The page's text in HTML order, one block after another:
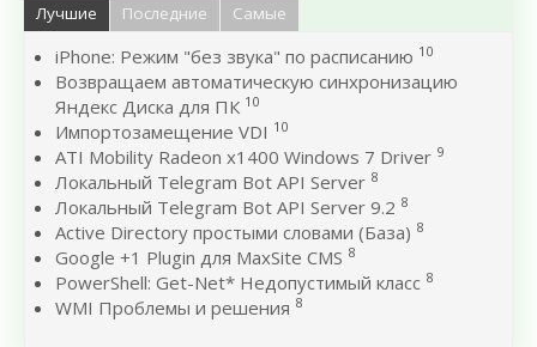
Лучшие Последние Самые
iPhone: Режим "без звука" по расписанию 10
Возвращаем автоматическую синхронизацию
Яндекс Диска для ПК 10
Импортозамещение VDI 10
ATI Mobility Radeon x1400 Windows 7 Driver 9
Локальный Telegram Bot API Server 8
Локальный Telegram Bot API Server 9.2 8
Active Directory простыми словами (База) 8
Google +1 Plugin для MaxSite CMS 8
PowerShell: Get-Net* Недопустимый класс 8
WMI Проблемы и решения 8